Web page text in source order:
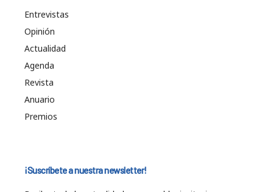
Entrevistas
Opinión
Actualidad
Agenda
Revista
Anuario
Premios
¡Suscríbete a nuestra newsletter!